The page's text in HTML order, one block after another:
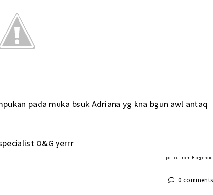
pada muka bsuk Adriana yg kna bgun awl antaq
O&G yerrr
posted from Bloggeroid
0 comments